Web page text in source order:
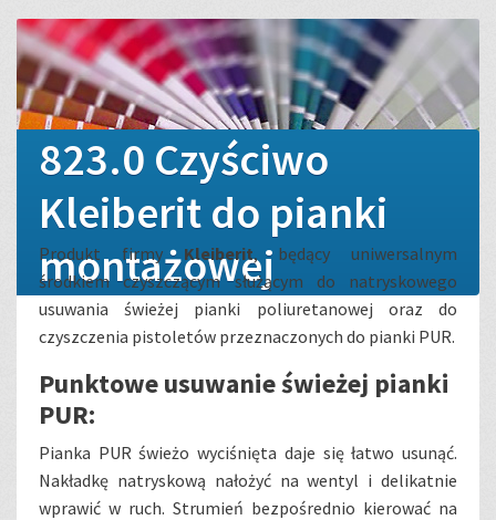
823.0 Czyściwo
Kleiberit do pianki
montażowej
Produkt firmyKleiberit, będący uniwersalnym
środkiem czyszczącym służącym do natryskowego
usuwania świeżej pianki poliuretanowej oraz do
czyszczenia pistoletów przeznaczonych do pianki PUR.
Punktowe usuwanie świeżej pianki
PUR:
Pianka PUR świeżo wyciśnięta daje się łatwo usunąć.
Nakładkę natryskową nałożyć na wentyl i delikatnie
wprawić w ruch. Strumień bezpośrednio kierować na